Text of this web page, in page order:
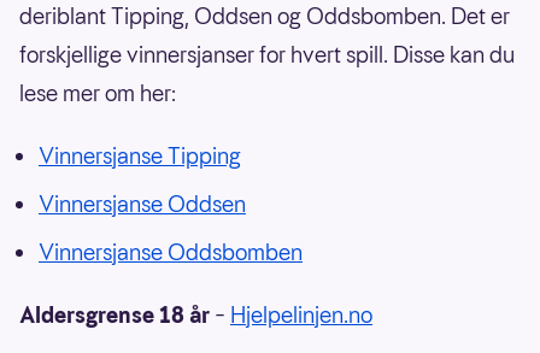
deriblant Tipping, Oddsen og Oddsbomben. Det er
forskjellige vinnersjanser for hvert spill. Disse kan du
lese mer om her:
Vinnersjanse Tipping
Vinnersjanse Oddsen
Vinnersjanse Oddsbomben
Aldersgrense 18 år – Hjelpelinjen.no